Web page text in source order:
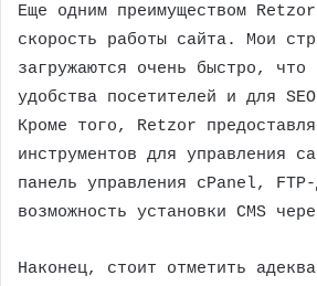
Еще одним преимуществом
скорость работы сайта. Мои
загружаются очень быстро, что
удобства посетителей и для
Кроме того, Retzor
инструментов для управления
панель управления cPanel,
возможность установки CMS
Наконец, стоит отметить